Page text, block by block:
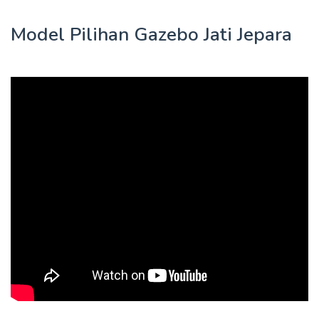
Model Pilihan Gazebo Jati Jepara